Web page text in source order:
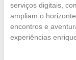
serviços digitais,
ampliam o
encontros e
experiências